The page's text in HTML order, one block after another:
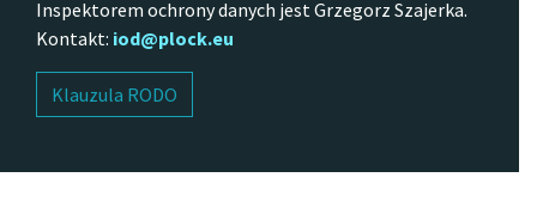
Inspektorem ochrony danych jest Grzegorz Szajerka.
Kontakt: iod@plock.eu
Klauzula RODO